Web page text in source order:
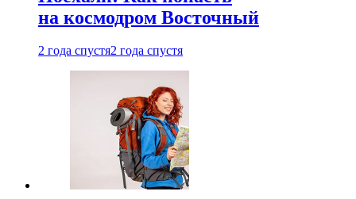
на космодром Восточный
2 года спустя2 года спустя